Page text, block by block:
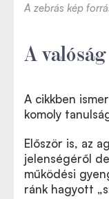
A zebrás kép
A
A cikkben
komoly
Először is, az
jelenségéről
működési
ránk hagyott „